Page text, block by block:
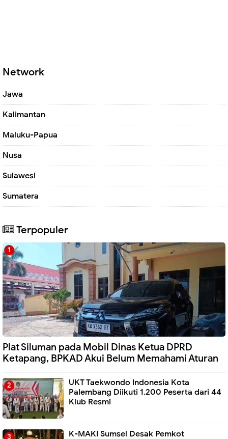
Network
Jawa
Kalimantan
Maluku-Papua
Nusa
Sulawesi
Sumatera
Terpopuler
Plat Siluman pada Mobil Dinas Ketua DPRD
Ketapang, BPKAD Akui Belum Memahami Aturan
UKT Taekwondo Indonesia Kota
Palembang Diikuti 1.200 Peserta dari 44
Klub Resmi
K-MAKI Sumsel Desak Pemkot